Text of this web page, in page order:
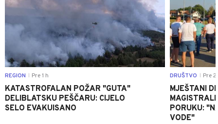
REGION Pre 1 h
KATASTROFALAN POŽAR "GUTA"
DELIBLATSKU PEŠČARU: CIJELO
SELO EVAKUISANO
DRUŠTVO Pre 2
MJEŠTANI
PORUKU:
VODE"